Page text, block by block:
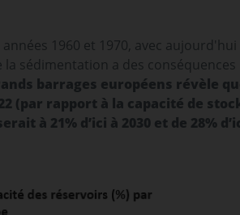
1960 et 1970, avec aujourd'hui
sédimentation a des
barrages européens révèle
(par rapport à la capacité de
à 21% d’ici à 2030 et de 28%